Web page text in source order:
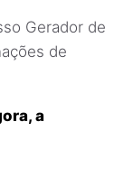
Gerador de
de
a